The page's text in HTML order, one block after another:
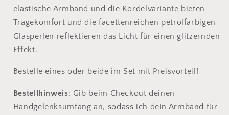
elastische Armband und die Kordelvariante bieten
Tragekomfort und die facettenreichen petrolfarbigen
Glasperlen reflektieren das Licht für einen glitzernden
Effekt.
Bestelle eines oder beide im Set mit Preisvorteil!
Bestellhinweis: Gib beim Checkout deinen
Handgelenksumfang an, sodass ich dein Armband für